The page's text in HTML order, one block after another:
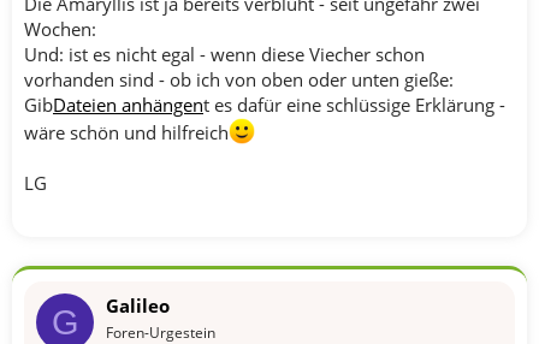
Wochen:
Und: ist es nicht egal - wenn diese Viecher schon
vorhanden sind - ob ich von oben oder unten gieße:
GibDateien anhängent es dafür eine schlüssige Erklärung -
wäre schön und hilfreich
LG
G Galileo
Foren-Urgestein